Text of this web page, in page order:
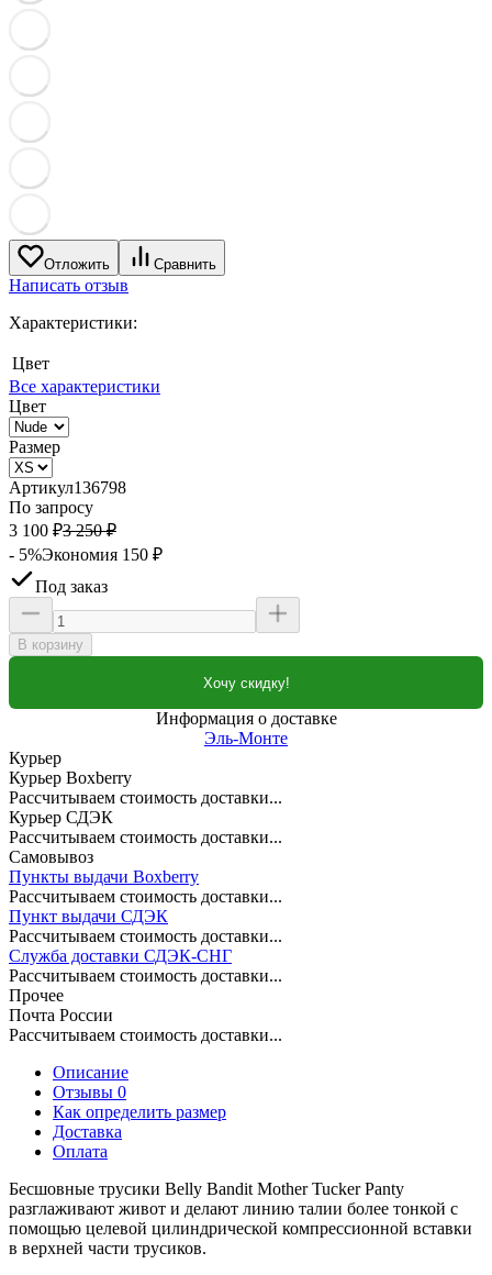
Отложить Сравнить
Написать отзыв
Характеристики:
Цвет
Все характеристики
Цвет
Размер
Артикул136798
По запросу
3 100 ₽3 250 ₽
- 5%Экономия 150 ₽
Под заказ
В корзину
Хочу скидку!
Информация о доставке
Эль-Монте
Курьер
Курьер Boxberry
Рассчитываем стоимость доставки...
Курьер СДЭК
Рассчитываем стоимость доставки...
Самовывоз
Пункты выдачи Boxberry
Рассчитываем стоимость доставки...
Пункт выдачи СДЭК
Рассчитываем стоимость доставки...
Служба доставки СДЭК-СНГ
Рассчитываем стоимость доставки...
Прочее
Почта России
Рассчитываем стоимость доставки...
Описание
Отзывы 0
Как определить размер
Доставка
Оплата
Бесшовные трусики Belly Bandit Mother Tucker Panty
разглаживают живот и делают линию талии более тонкой с
помощью целевой цилиндрической компрессионной вставки
в верхней части трусиков.